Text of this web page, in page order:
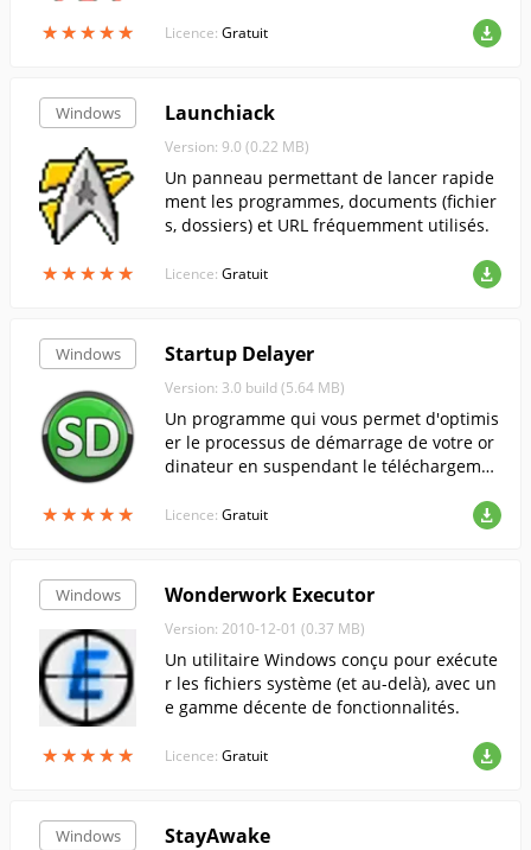
★★★★★
★★★★★
es tâches. Lorsque vous cliquez sur un bo
uton, le logiciel peut soit lancer l'applicati
sonnalisable.
Licence: Gratuit
Windows
★★★★★
★★★★★
Launchiack
Version: 9.0 (0.22 MB)
Un panneau permettant de lancer rapide
ment les programmes, documents (fichier
s, dossiers) et URL fréquemment utilisés.
Licence: Gratuit
Windows
★★★★★
★★★★★
Startup Delayer
Version: 3.0 build (5.64 MB)
Un programme qui vous permet d'optimis
er le processus de démarrage de votre or
dinateur en suspendant le téléchargemen
arrage du système.
Licence: Gratuit
Windows
★★★★★
★★★★★
Wonderwork Executor
Version: 2010-12-01 (0.37 MB)
Un utilitaire Windows conçu pour exécute
r les fichiers système (et au-delà), avec un
e gamme décente de fonctionnalités.
Licence: Gratuit
Windows StayAwake